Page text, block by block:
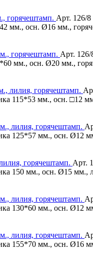
Арт. 126/
мм., осн. Ø16 мм.,
Арт. 126/
мм., осн. Ø20 мм.,
115*53 мм., осн. □12
125*57 мм., осн. Ø12
Арт.
150 мм., осн. Ø15 мм.,
130*60 мм., осн. Ø12
155*70 мм., осн. Ø16